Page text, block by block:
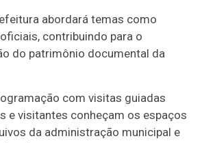
abordará temas como
contribuindo para o
do patrimônio documental da
com visitas guiadas
e visitantes conheçam os espaços
da administração municipal e